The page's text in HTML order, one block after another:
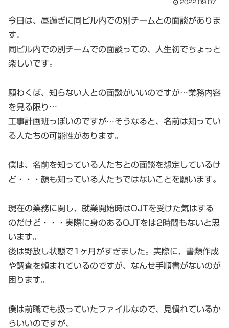
2022.09.07
今日は、昼過ぎに同ビル内での別チームとの面談がありま
す。
同ビル内での別チームでの面談っての、人生初でちょっと
楽しいです。
願わくば、知らない人との面談がいいのですが…業務内容
を見る限り…
工事計画班っぽいのですが…そうなると、名前は知ってい
る人たちの可能性があります。
僕は、名前を知っている人たちとの面談を想定しているけ
ど・・・顔も知っている人たちではないことを願います。
現在の業務に関し、就業開始時はOJTを受けた気はする
のだけど・・・実際に身のあるOJTをは2時間もないと思
います。
後は野放し状態で1ヶ月がすぎました。実際に、書類作成
や調査を頼まれているのですが、なんせ手順書がないのが
困ります。
僕は前職でも扱っていたファイルなので、見慣れているか
らいいのですが、